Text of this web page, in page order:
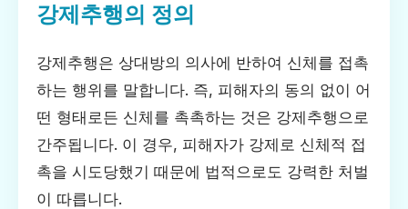
강제추행의 정의
강제추행은 상대방의 의사에 반하여 신체를 접촉
하는 행위를 말합니다. 즉, 피해자의 동의 없이 어
떤 형태로든 신체를 촉촉하는 것은 강제추행으로
간주됩니다. 이 경우, 피해자가 강제로 신체적 접
촉을 시도당했기 때문에 법적으로도 강력한 처벌
이 따릅니다.